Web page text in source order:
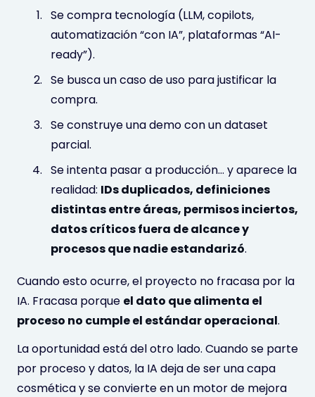
Se compra tecnología (LLM, copilots,
automatización “con IA”, plataformas “AI-
ready”).
Se busca un caso de uso para justificar la
compra.
Se construye una demo con un dataset
parcial.
Se intenta pasar a producción… y aparece la
realidad: IDs duplicados, definiciones
distintas entre áreas, permisos inciertos,
datos críticos fuera de alcance y
procesos que nadie estandarizó.
Cuando esto ocurre, el proyecto no fracasa por la
IA. Fracasa porque el dato que alimenta el
proceso no cumple el estándar operacional.
La oportunidad está del otro lado. Cuando se parte
por proceso y datos, la IA deja de ser una capa
cosmética y se convierte en un motor de mejora